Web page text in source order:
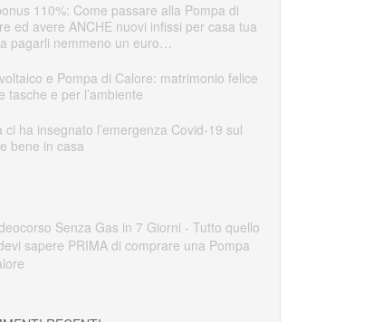
110%: Come passare alla Pompa di
ed avere ANCHE nuovi infissi per casa tua
pagarli nemmeno un euro…
e Pompa di Calore: matrimonio felice
tasche e per l’ambiente
ci ha insegnato l’emergenza Covid-19 sul
bene in casa